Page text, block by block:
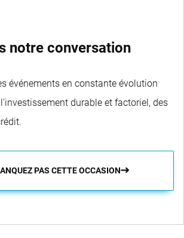
notre conversation
événements en constante évolution
durable et factoriel, des
PAS CETTE OCCASION